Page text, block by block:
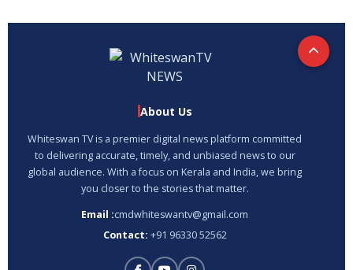
About Us
Whiteswan TV is a premier digital news platform committed
to delivering accurate, timely, and unbiased news to our
global audience. With a focus on Kerala and India, we bring
you closer to the stories that matter.
Email :cmdwhiteswantv@gmail.com
Contact: +91 96330 52562